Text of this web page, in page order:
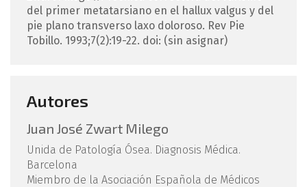
del primer metatarsiano en el hallux valgus y del
pie plano transverso laxo doloroso. Rev Pie
Tobillo. 1993;7(2):19-22. doi: (sin asignar)
Autores
Juan José Zwart Milego
Unida de Patología Ósea. Diagnosis Médica.
Barcelona
Miembro de la Asociación Española de Médicos